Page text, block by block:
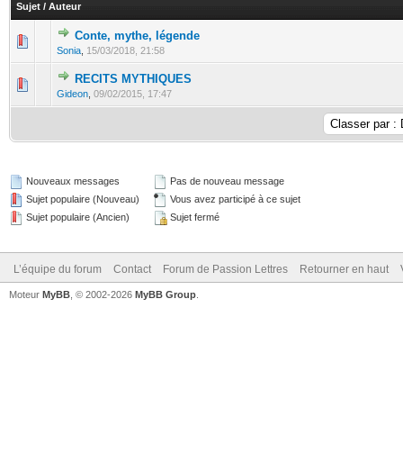
Sujet / Auteur
Conte, mythe, légende
Sonia 15/03/2018, 21:58
RECITS MYTHIQUES
Gideon 09/02/2015, 17:47
Nouveaux messages
Sujet populaire (Nouveau)
Sujet populaire (Ancien)
Pas de nouveau message
Vous avez participé à ce sujet
Sujet fermé
L’équipe du forum Contact Forum de Passion Lettres Retourner en haut
Moteur MyBB , © 2002-2026 MyBB Group